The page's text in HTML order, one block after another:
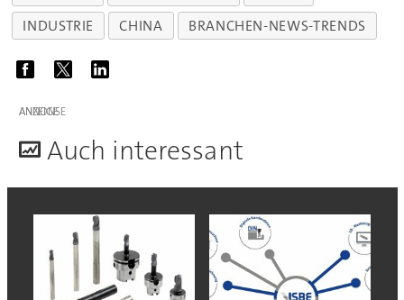
INDUSTRIE
CHINA BRANCHEN-NEWS-TRENDS
ANZEIGE
Auch interessant